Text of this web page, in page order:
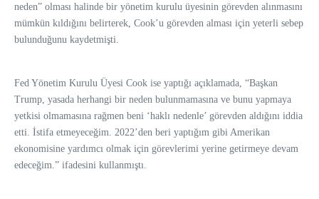
neden” olması halinde bir yönetim kurulu üyesinin görevden alınmasını
mümkün kıldığını belirterek, Cook’u görevden alması için yeterli sebep
bulunduğunu kaydetmişti.
Fed Yönetim Kurulu Üyesi Cook ise yaptığı açıklamada, “Başkan
Trump, yasada herhangi bir neden bulunmamasına ve bunu yapmaya
yetkisi olmamasına rağmen beni ‘haklı nedenle’ görevden aldığını iddia
etti. İstifa etmeyeceğim. 2022’den beri yaptığım gibi Amerikan
ekonomisine yardımcı olmak için görevlerimi yerine getirmeye devam
edeceğim.” ifadesini kullanmıştı.